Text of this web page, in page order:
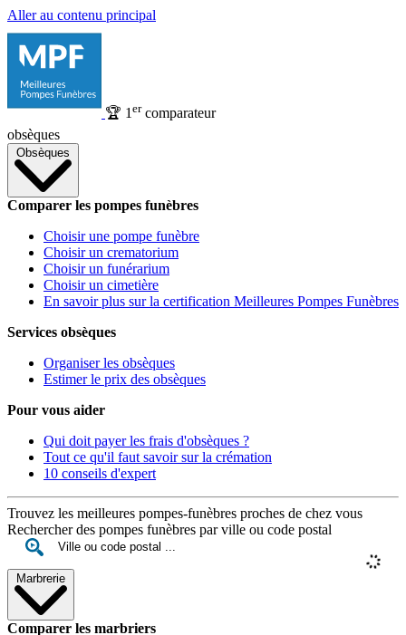
Aller au contenu principal
🏆 1 ercomparateur
obsèques
Obsèques
Comparer les pompes funèbres
Choisir une pompe funèbre
Choisir un crematorium
Choisir un funérarium
Choisir un cimetière
En savoir plus sur la certification Meilleures Pompes Funèbres
Services obsèques
Organiser les obsèques
Estimer le prix des obsèques
Pour vous aider
Qui doit payer les frais d'obsèques ?
Tout ce qu'il faut savoir sur la crémation
10 conseils d'expert
Trouvez les meilleures pompes-funèbres proches de chez vous
Rechercher des pompes funèbres par ville ou code postal
Marbrerie
Comparer les marbriers